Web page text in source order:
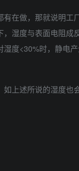
在做，那就说明工
湿度与表面电阻成
度<30%时，静电
上述所说的湿度也